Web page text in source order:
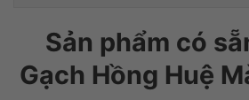
Sản phẩm có
Gạch Hồng Huệ